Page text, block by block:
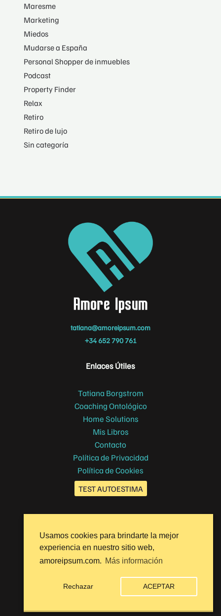
Usamos cookies para brindarte la mejor
experiencia en nuestro sitio web,
amoreipsum.com. Más información
Rechazar ACEPTAR
Maresme
Marketing
Miedos
Mudarse a España
Personal Shopper de inmuebles
Podcast
Property Finder
Relax
Retiro
Retiro de lujo
Sin categoría
tatiana@amoreipsum.com
+34 652 790 761
Enlaces Útiles
Tatiana Borgstrom
Coaching Ontológico
Home Solutions
Mis Libros
Contacto
Política de Privacidad
Política de Cookies
TEST AUTOESTIMA
Facebook
Instagram
Copyright © 2026 Amore Ipsum
ετιεvα